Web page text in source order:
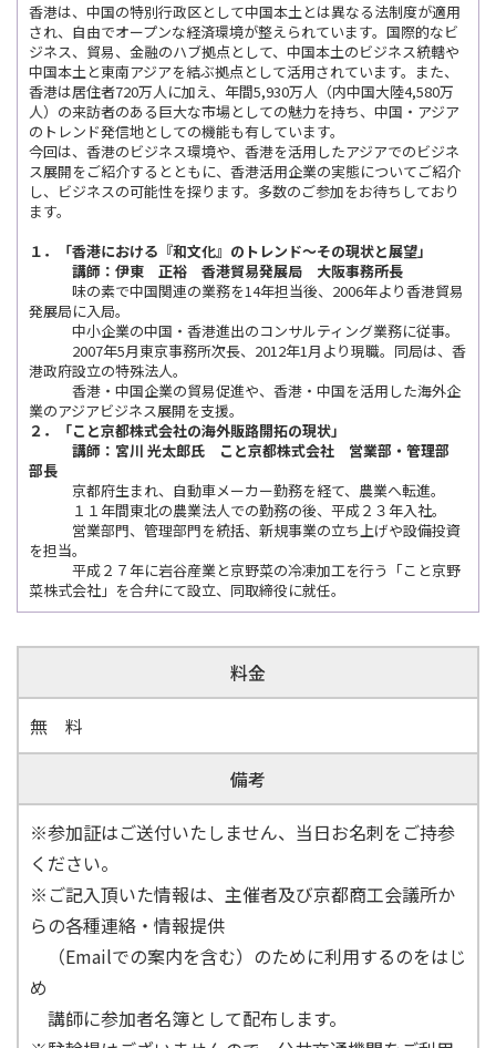
香港は、中国の特別行政区として中国本土とは異なる法制度が適用
され、自由でオープンな経済環境が整えられています。国際的なビ
ジネス、貿易、金融のハブ拠点として、中国本土のビジネス統轄や
中国本土と東南アジアを結ぶ拠点として活用されています。また、
香港は居住者720万人に加え、年間5,930万人（内中国大陸4,580万
人）の来訪者のある巨大な市場としての魅力を持ち、中国・アジア
のトレンド発信地としての機能も有しています。
今回は、香港のビジネス環境や、香港を活用したアジアでのビジネ
ス展開をご紹介するとともに、香港活用企業の実態についてご紹介
し、ビジネスの可能性を探ります。多数のご参加をお待ちしており
ます。
１．「香港における『和文化』のトレンド～その現状と展望」
講師： 伊東 正裕
香港貿易発展局 大阪事務所長
味の素で中国関連の業務を14年担当後、2006年より香港貿易
発展局に入局。
中小企業の中国・香港進出のコンサルティング業務に従事。
2007年5月東京事務所次長、2012年1月より現職。同局は、香
港政府設立の特殊法人。
香港・中国企業の貿易促進や、香港・中国を活用した海外企
業のアジアビジネス展開を支援。
２．「こと京都株式会社の海外販路開拓の現状」
講師： 宮川 光太郎氏 こと京都株式会社 営業部・管理部
部長
京都府生まれ、自動車メーカー勤務を経て、農業へ転進。
１１年間東北の農業法人での勤務の後、平成２３年入社。
営業部門、管理部門を統括、新規事業の立ち上げや設備投資
を担当。
平成２７年に岩谷産業と京野菜の冷凍加工を行う「こと京野
菜株式会社」を合弁にて設立、同取締役に就任。
料金
無 料
備考
※参加証はご送付いたしません、当日お名刺をご持参
ください。
※ご記入頂いた情報は、主催者及び京都商工会議所か
らの各種連絡・情報提供
（Emailでの案内を含む）のために利用するのをはじ
め
講師に参加者名簿として配布します。